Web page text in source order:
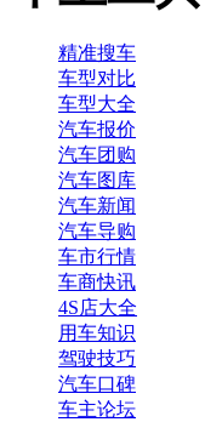
精准搜车
车型对比
车型大全
汽车报价
汽车团购
汽车图库
汽车新闻
汽车导购
车市行情
车商快讯
4S店大全
用车知识
驾驶技巧
汽车口碑
车主论坛